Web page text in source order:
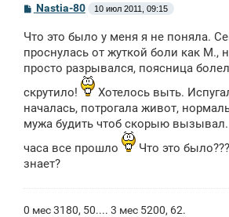
С
б
щ
е
н
е
Nastia-80 10 июл 2011, 09:15
Что это было у меня я не поняла.
проснулась от жуткой боли как М.,
просто разрывался, поясница
скрутило!
Хотелось выть.
началась, потрогала живот,
мужа будить чтоб скорыю
часа все прошло
Что это
знает?
0 мес 3180, 50.... 3 мес 5200, 62.